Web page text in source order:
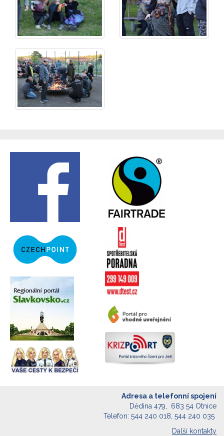
Adresa a telefonní spojení
Dědina 479, 683 54 Otnice
Telefon: 544 240 018, 544 240 035
Další kontakty